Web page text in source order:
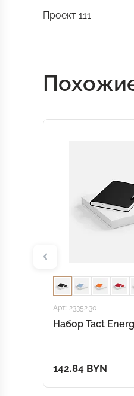
Проект 111
Арт.: 23352.30
Набор Tact
142.84 BYN